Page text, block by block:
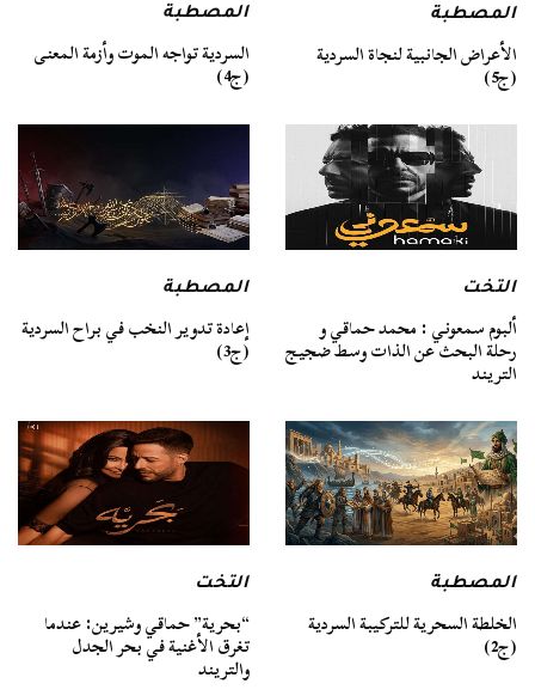
المصطبة
الأعراض الجانبية لنجاة السردية
(ج5)
المصطبة
السردية تواجه الموت وأزمة المعنى
(ج4)
التخت
ألبوم سمعوني : محمد حماقي و
رحلة البحث عن الذات وسط ضجيج
التريند
المصطبة
إعادة تدوير النخب في براح السردية
(ج3)
المصطبة
الخلطة السحرية للتركيبة السردية
(ج2)
التخت
“بحرية” حماقي وشيرين: عندما
تغرق الأغنية في بحر الجدل
والتريند